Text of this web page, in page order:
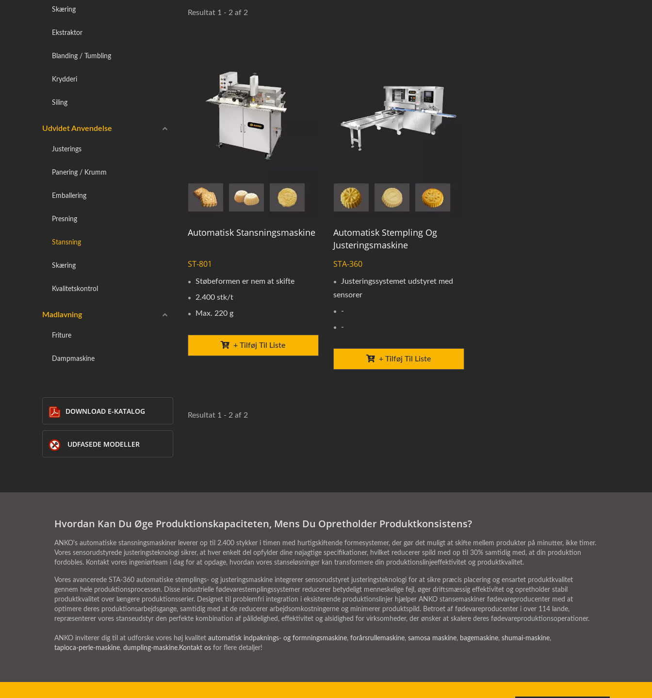
Skæring
Ekstraktor
Blanding / Tumbling
Krydderi
Siling
Udvidet Anvendelse
Justerings
Panering / Krumm
Emballering
Presning
Stansning
Skæring
Kvalitetskontrol
Madlavning
Friture
Dampmaskine
DOWNLOAD E-KATALOG
UDFASEDE MODELLER
Resultat 1 - 2 af 2
Automatisk Stansningsmaskine
ST-801
Støbeformen er nem at skifte
2.400 stk/t
Max. 220 g
+ Tilføj Til Liste
Automatisk Stempling Og
Justeringsmaskine
STA-360
Justeringssystemet udstyret med
sensorer
-
-
+ Tilføj Til Liste
Resultat 1 - 2 af 2
Hvordan Kan Du Øge Produktionskapaciteten, Mens Du Opretholder Produktkonsistens?
ANKO's automatiske stansningsmaskiner leverer op til 2.400 stykker i timen med hurtigskiftende formesystemer, der gør det muligt at skifte mellem produkter på minutter, ikke timer.
Vores sensorudstyrede justeringsteknologi sikrer, at hver enkelt del opfylder dine nøjagtige specifikationer, hvilket reducerer spild med op til 30% samtidig med, at din produktion
fordobles. Kontakt vores ingeniørteam i dag for at opdage, hvordan vores stanseløsninger kan transformere din produktionslinjeeffektivitet og produktkvalitet.
Vores avancerede STA-360 automatiske stemplings- og justeringsmaskine integrerer sensorudstyret justeringsteknologi for at sikre præcis placering og ensartet produktkvalitet
gennem hele produktionsprocessen. Disse industrielle fødevarestemplingssystemer reducerer betydeligt menneskelige fejl, øger driftsmæssig effektivitet og opretholder stabil
produktkvalitet over længere produktionsserier. Designet til problemfri integration i eksisterende produktionslinjer hjælper ANKO stansemaskiner fødevareproducenter med at
optimere deres produktionsarbejdsgange, samtidig med at de reducerer arbejdsomkostningerne og minimerer produktspild. Betroet af fødevareproducenter i over 114 lande,
repræsenterer vores stanseudstyr den perfekte kombination af pålidelighed, effektivitet og alsidighed for virksomheder, der ønsker at skalere deres fødevareproduktionsoperationer.
ANKO inviterer dig til at udforske vores høj kvalitet automatisk indpaknings- og formningsmaskine, forårsrullemaskine, samosa maskine, bagemaskine, shumai-maskine,
tapioca-perle-maskine, dumpling-maskine.Kontakt os for flere detaljer!